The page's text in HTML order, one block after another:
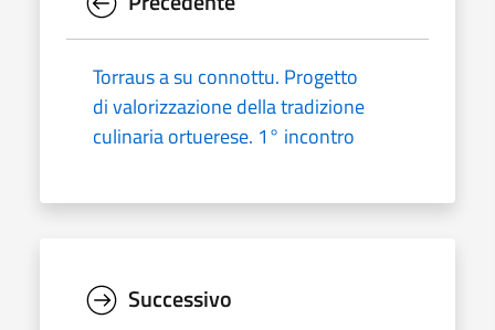
Torraus a su connottu. Progetto
di valorizzazione della tradizione
culinaria ortuerese. 1° incontro
Successivo